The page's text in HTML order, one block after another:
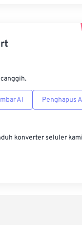
AI Penghapus
konverter seluler